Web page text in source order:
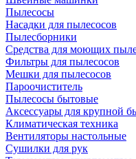
Пылесосы
Насадки для пылесосов
Пылесборники
Средства для моющих
Фильтры для пылесосов
Мешки для пылесосов
Пароочиститель
Пылесосы бытовые
Аксессуары для крупной
Климатическая техника
Вентиляторы настольные
Сушилки для рук